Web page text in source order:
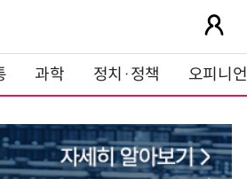
과학 정치·정책 오피니언